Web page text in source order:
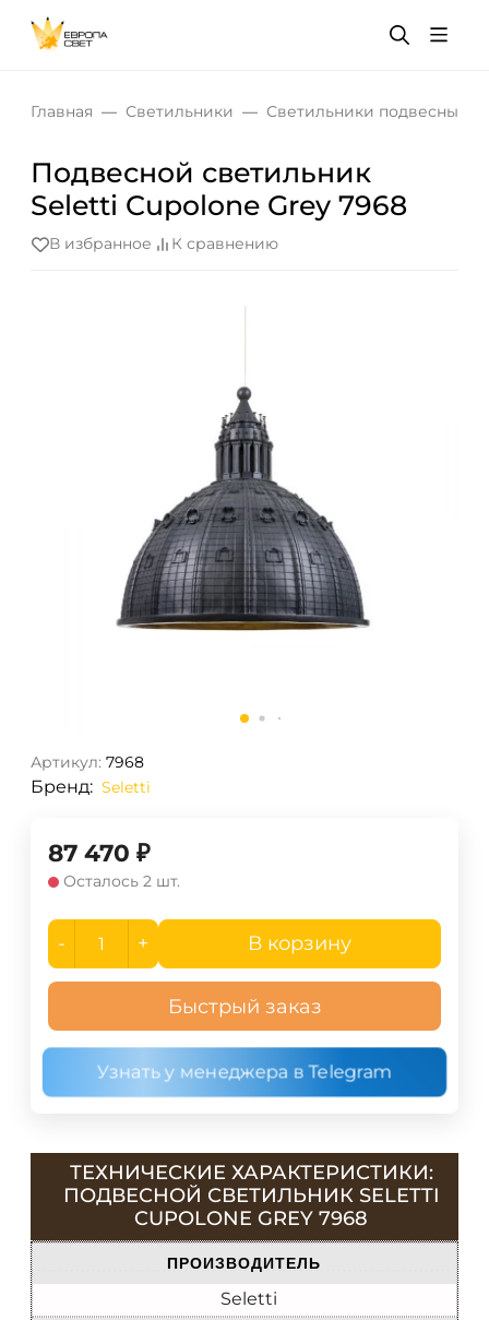
Главная Светильники Светильники подвесные
Подвесной светильник
Seletti Cupolone Grey 7968
В избранное К сравнению
Артикул: 7968
Бренд: Seletti
87 470 ₽
Осталось 2 шт.
- + В корзину
Быстрый заказ
Узнать у менеджера в Telegram
ТЕХНИЧЕСКИЕ ХАРАКТЕРИСТИКИ:
ПОДВЕСНОЙ СВЕТИЛЬНИК SELETTI
CUPOLONE GREY 7968
ПРОИЗВОДИТЕЛЬ
Seletti